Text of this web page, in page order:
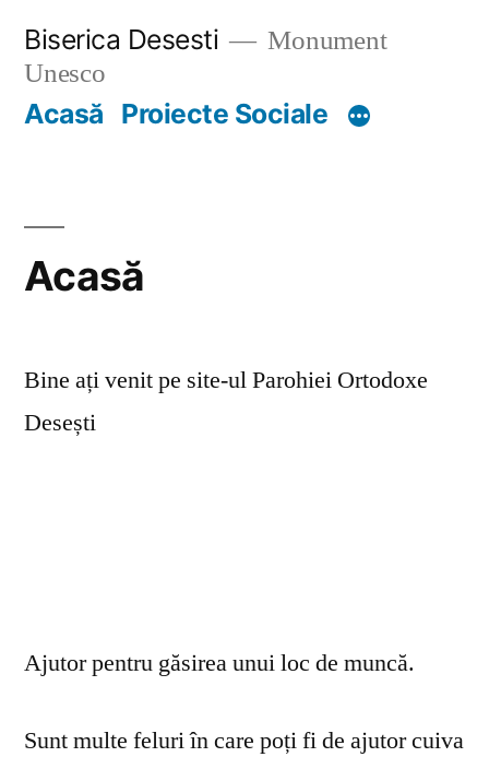
content
Biserica Desesti
Monument
Unesco
Acasă Proiecte Sociale
Acasă
Bine ați venit pe site-ul Parohiei Ortodoxe
Desești
Ajutor pentru găsirea unui loc de muncă.
Sunt multe feluri în care poți fi de ajutor cuiva